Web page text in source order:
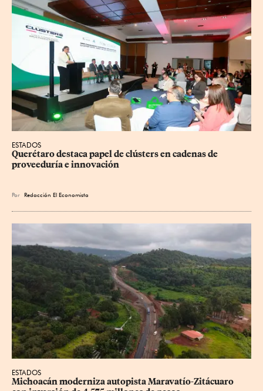
ESTADOS
Querétaro destaca papel de clústers en cadenas de
proveeduría e innovación
Por Redacción El Economista
ESTADOS
Michoacán moderniza autopista Maravatío-Zitácuaro